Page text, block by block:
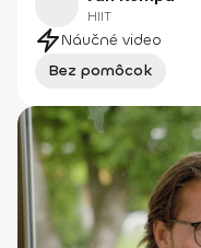
HIIT
Náučné video
Bez pomôcok